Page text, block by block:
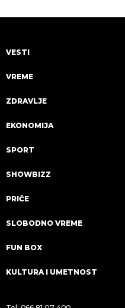
VESTI
VREME
ZDRAVLJE
EKONOMIJA
SPORT
SHOWBIZZ
PRIČE
SLOBODNO VREME
FUN BOX
KULTURA I UMETNOST